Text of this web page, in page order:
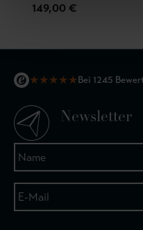
149,00 €
★★★★★Bei 1245
Newsletter